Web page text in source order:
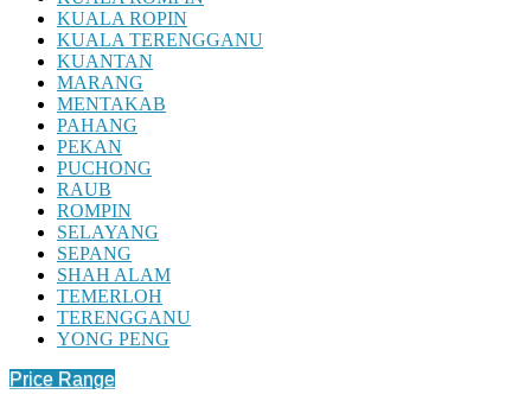
KUALA ROPIN
KUALA TERENGGANU
KUANTAN
MARANG
MENTAKAB
PAHANG
PEKAN
PUCHONG
RAUB
ROMPIN
SELAYANG
SEPANG
SHAH ALAM
TEMERLOH
TERENGGANU
YONG PENG
Price Range